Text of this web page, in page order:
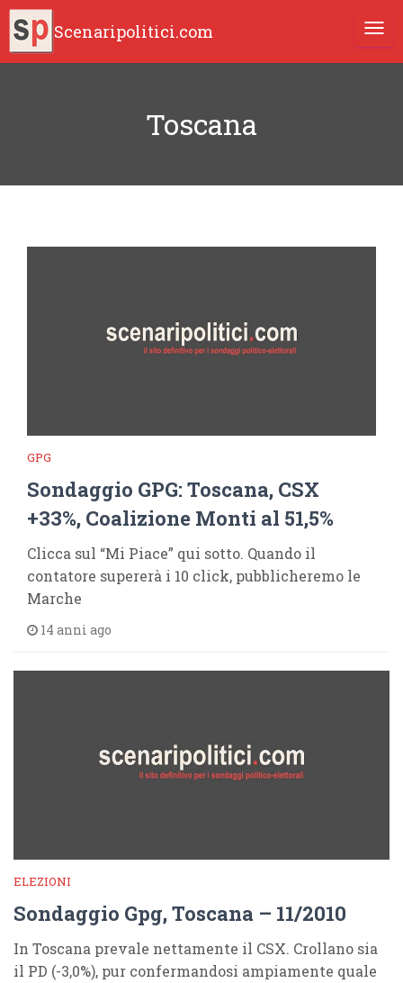
Scenaripolitici.com
Toscana
GPG
Sondaggio GPG: Toscana, CSX
+33%, Coalizione Monti al 51,5%
Clicca sul “Mi Piace” qui sotto. Quando il
contatore supererà i 10 click, pubblicheremo le
Marche
14 anni ago
ELEZIONI
Sondaggio Gpg, Toscana – 11/2010
In Toscana prevale nettamente il CSX. Crollano sia
il PD (-3,0%), pur confermandosi ampiamente quale